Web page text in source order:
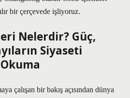
bir çerçevede işliyoruz.
Nelerdir? Güç,
Siyaseti
çalışan bir bakış açısından dünya